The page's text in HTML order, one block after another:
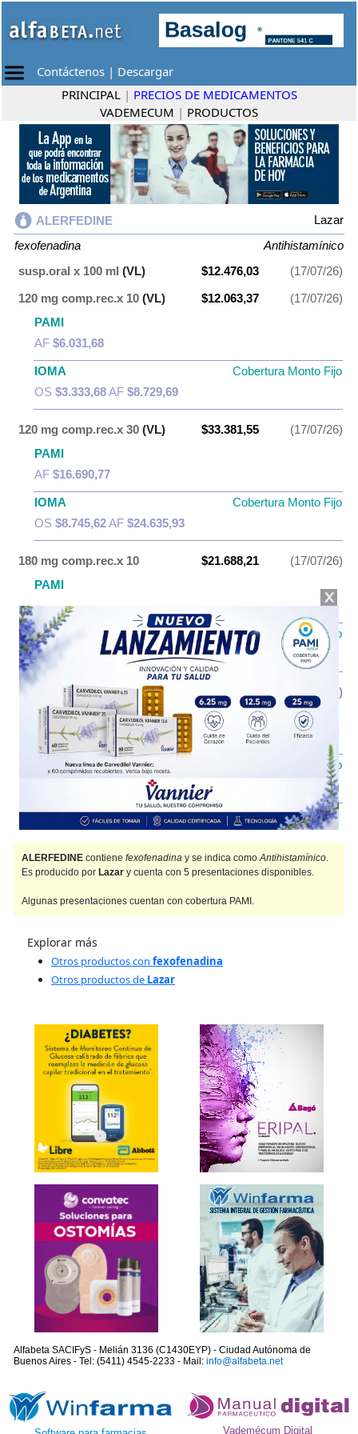
Contáctenos | Descargar
PRINCIPAL | PRECIOS DE MEDICAMENTOS
VADEMECUM | PRODUCTOS
ALERFEDINE
Lazar
fexofenadina
Antihistamínico
susp.oral x 100 ml (VL) $12.476,03
(17/07/26)
120 mg comp.rec.x 10 (VL) $12.063,37
(17/07/26)
PAMI
AF $6.031,68
IOMA
Cobertura Monto Fijo
OS $3.333,68AF $8.729,69
120 mg comp.rec.x 30 (VL) $33.381,55
(17/07/26)
PAMI
AF $16.690,77
IOMA
Cobertura Monto Fijo
OS $8.745,62AF $24.635,93
180 mg comp.rec.x 10 $21.688,21
(17/07/26)
PAMI
AF
$10.844,10
IOMA
Cobertura Monto Fijo
OS
$6.463,18AF$15.225,03
180 mg comp.rec.x 20
(17/07/26)
PAMI
AF$16.831,92
IOMA
Cobertura Monto Fijo
$24.400,20
ALERFEDINE contiene fexofenadina y se indica comoAntihistamínico.
Es producido por Lazar y cuenta con 5 presentaciones disponibles.
Algunas presentaciones cuentan con cobertura PAMI.
Explorar más
Otros productos con fexofenadina
Otros productos de Lazar
Alfabeta SACIFyS - Melián 3136 (C1430EYP) - Ciudad Autónoma de
Buenos Aires - Tel: (5411) 4545-2233 - Mail: info@alfabeta.net
Vademécum Digital